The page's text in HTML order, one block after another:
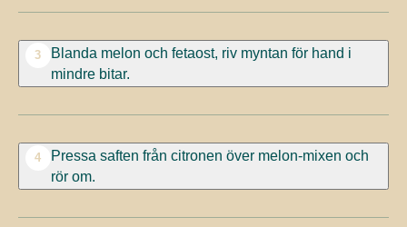
3
Blanda melon och fetaost, riv myntan för hand i
mindre bitar.
4
Pressa saften från citronen över melon-mixen och
rör om.